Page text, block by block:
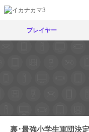
プレイヤー
裏･最強小学生軍団決